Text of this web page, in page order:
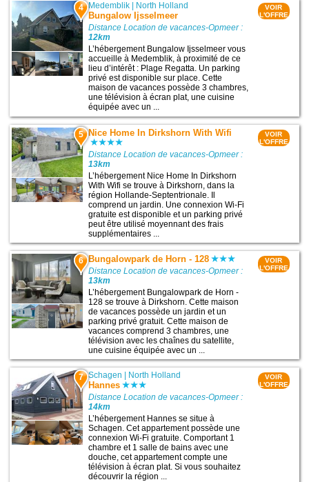
4 Medemblik North Holland
Bungalow Ijsselmeer
Distance Location de vacances-Opmeer :
12km
L’hébergement Bungalow Ijsselmeer vous
accueille à Medemblik, à proximité de ce
lieu d’intérêt : Plage Regatta. Un parking
privé est disponible sur place. Cette
maison de vacances possède 3 chambres,
une télévision à écran plat, une cuisine
équipée avec un ...
VOIR
L'OFFRE
5 Nice Home In Dirkshorn With Wifi
Distance Location de vacances-Opmeer :
13km
L’hébergement Nice Home In Dirkshorn
With Wifi se trouve à Dirkshorn, dans la
région Hollande-Septentrionale. Il
comprend un jardin. Une connexion Wi-Fi
gratuite est disponible et un parking privé
peut être utilisé moyennant des frais
supplémentaires ...
VOIR
L'OFFRE
6 Bungalowpark de Horn - 128
Distance Location de vacances-Opmeer :
13km
L’hébergement Bungalowpark de Horn -
128 se trouve à Dirkshorn. Cette maison
de vacances possède un jardin et un
parking privé gratuit. Cette maison de
vacances comprend 3 chambres, une
télévision avec les chaînes du satellite,
une cuisine équipée avec un ...
VOIR
L'OFFRE
7 Schagen North Holland
Hannes
Distance Location de vacances-Opmeer :
14km
L’hébergement Hannes se situe à
Schagen. Cet appartement possède une
connexion Wi-Fi gratuite. Comportant 1
chambre et 1 salle de bains avec une
douche, cet appartement compte une
télévision à écran plat. Si vous souhaitez
découvrir la région ...
VOIR
L'OFFRE